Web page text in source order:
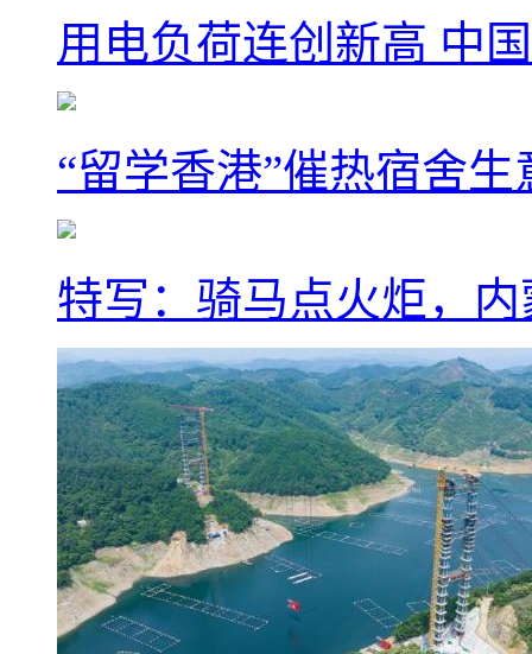
用电负荷连创新高 中
“留学香港”催热宿舍
特写：骑马点火炬，